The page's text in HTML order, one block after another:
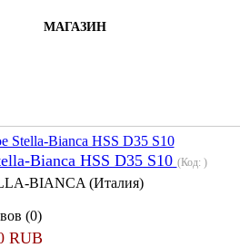
МАГАЗИН
Bianca HSS D35 S10 (Код: )
BIANCA (Италия)
(0)
RUB